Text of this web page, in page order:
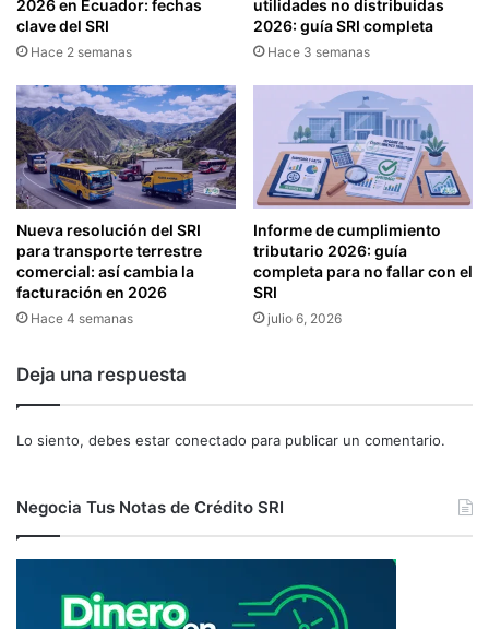
A
R
Á
E
N
R
E
G
I
O
N
S
I
E
A
Y
R
N
T
E
L
S
A
G
O
S
T
O
2
0
1
8
2026 en Ecuador: fechas
clave del SRI
Hace 2 semanas
utilidades no distribuidas
2026: guía SRI completa
Hace 3 semanas
Nueva resolución del SRI
para transporte terrestre
comercial: así cambia la
facturación en 2026
Hace 4 semanas
Informe de cumplimiento
tributario 2026: guía
completa para no fallar con el
SRI
julio 6, 2026
Deja una respuesta
Lo siento, debes estar conectado para publicar un comentario.
Negocia Tus Notas de Crédito SRI